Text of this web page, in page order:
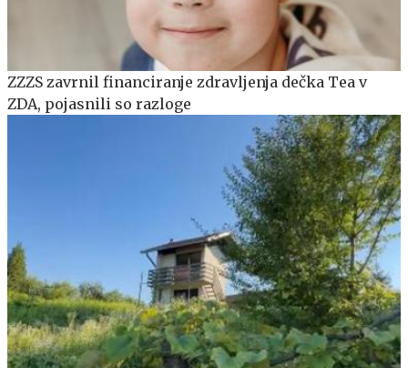
ZZZS zavrnil financiranje zdravljenja dečka Tea v
ZDA, pojasnili so razloge